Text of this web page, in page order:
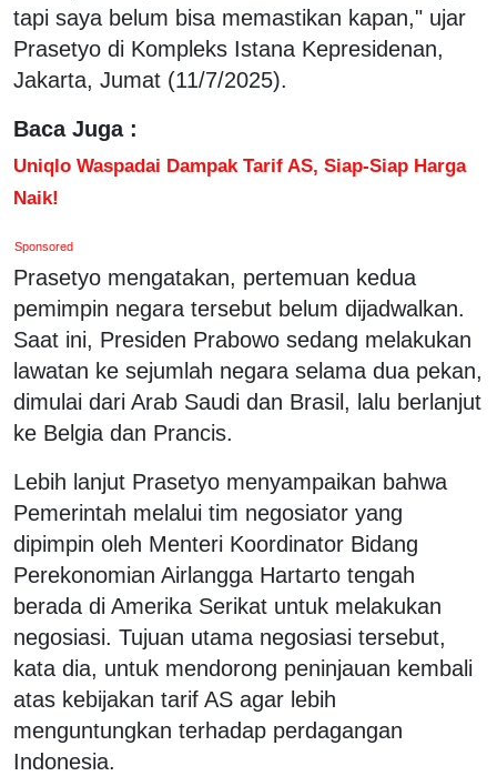
tapi saya belum bisa memastikan kapan," ujar
Prasetyo di Kompleks Istana Kepresidenan,
Jakarta, Jumat (11/7/2025).
Baca Juga :
Uniqlo Waspadai Dampak Tarif AS, Siap-Siap Harga
Naik!
Sponsored
Prasetyo mengatakan, pertemuan kedua
pemimpin negara tersebut belum dijadwalkan.
Saat ini, Presiden Prabowo sedang melakukan
lawatan ke sejumlah negara selama dua pekan,
dimulai dari Arab Saudi dan Brasil, lalu berlanjut
ke Belgia dan Prancis.
Lebih lanjut Prasetyo menyampaikan bahwa
Pemerintah melalui tim negosiator yang
dipimpin oleh Menteri Koordinator Bidang
Perekonomian Airlangga Hartarto tengah
berada di Amerika Serikat untuk melakukan
negosiasi. Tujuan utama negosiasi tersebut,
kata dia, untuk mendorong peninjauan kembali
atas kebijakan tarif AS agar lebih
menguntungkan terhadap perdagangan
Indonesia.